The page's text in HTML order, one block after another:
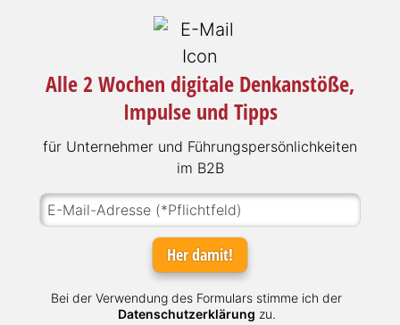
Alle 2 Wochen digitale Denkanstöße,
Impulse und Tipps
für Unter­neh­mer und Füh­rungs­per­sön­lich­kei­ten
im B2B
Her damit!
Bei der Verwendung des Formulars stimme ich der
Datenschutzerklärung zu.